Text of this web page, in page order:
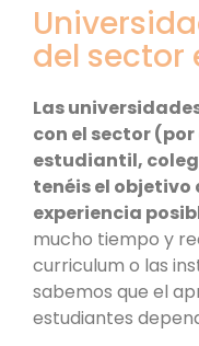
del sector
Las
con el sector
estudiantil,
tenéis el
experiencia
mucho tiempo y
curriculum o las
sabemos que el
estudiantes